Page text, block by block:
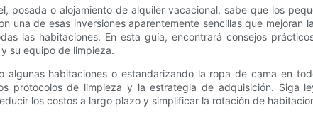
posada o alojamiento de alquiler vacacional, sabe que los
una de esas inversiones aparentemente sencillas que mejoran
las habitaciones. En esta guía, encontrará consejos
su equipo de limpieza.
algunas habitaciones o estandarizando la ropa de cama en
protocolos de limpieza y la estrategia de adquisición. Siga
los costos a largo plazo y simplificar la rotación de